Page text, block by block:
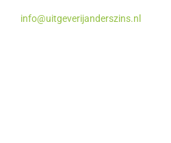
info@uitgeverijanderszins.nl